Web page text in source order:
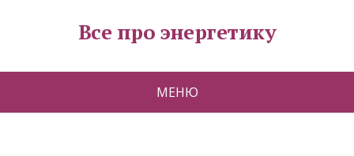
Все про энергетику
МЕНЮ